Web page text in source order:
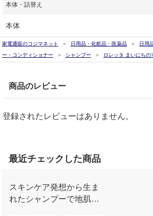
本体・詰替え
本体
家電通販のコジマネット 日用品・化粧品・医薬品 日用
ー・コンディショナー
シャンプー ロレッタ まいにち
商品のレビュー
登録されたレビューはありません。
最近チェックした商品
スキンケア発想から生ま
れたシャンプーで地肌ケ